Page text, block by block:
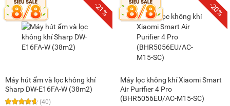
-21%
Máy hút ẩm và lọc không khí
Sharp DW-E16FA-W (38m2)
(40)
-20%
Máy lọc không khí Xiaomi Smart
Air Purifier 4 Pro
(BHR5056EU/AC-M15-SC)